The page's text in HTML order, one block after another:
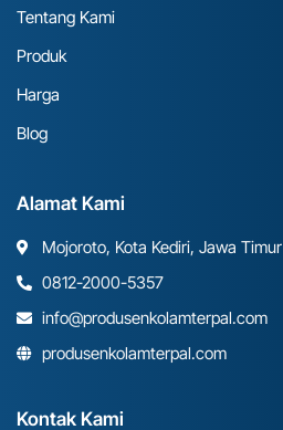
Tentang Kami
Produk
Harga
Blog
Alamat Kami
Mojoroto, Kota Kediri, Jawa Timur
0812-2000-5357
info@produsenkolamterpal.com
produsenkolamterpal.com
Kontak Kami